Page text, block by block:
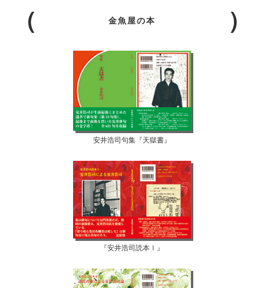
金魚屋の本
安井浩司句集『天獄書』
『安井浩司読本Ⅰ』